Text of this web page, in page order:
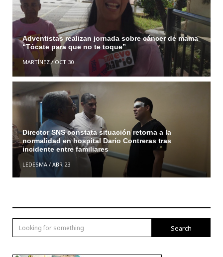
Adventistas realizan jornada sobre cáncer de mama
“Tócate para que no te toque”
MARTÍNEZ/ OCT 30
Director SNS constata situación retorna a la
normalidad en hospital Darío Contreras tras
incidente entre familiares
LEDESMA/ ABR 23
Search